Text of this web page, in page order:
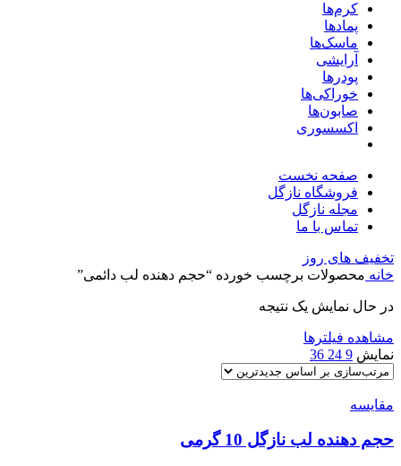
کرم‌ها
پمادها
ماسک‌ها
آرایشی
پودرها
خوراکی‌ها
صابون‌ها
اکسسوری
صفحه نخست
فروشگاه نازگل
مجله نازگل
تماس با ما
تخفیف های روز
خانه محصولات برچسب خورده “حجم دهنده لب دائمی”
در حال نمایش یک نتیجه
مشاهده فیلترها
نمایش 9
24
36
مقایسه
حجم دهنده لب نازگل 10 گرمی